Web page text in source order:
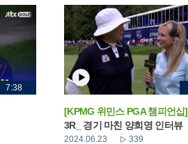
7:38
[KPMG 위민스 PGA 챔피언십]
3R_ 경기 마친 양희영 인터뷰
2024.06.23 339